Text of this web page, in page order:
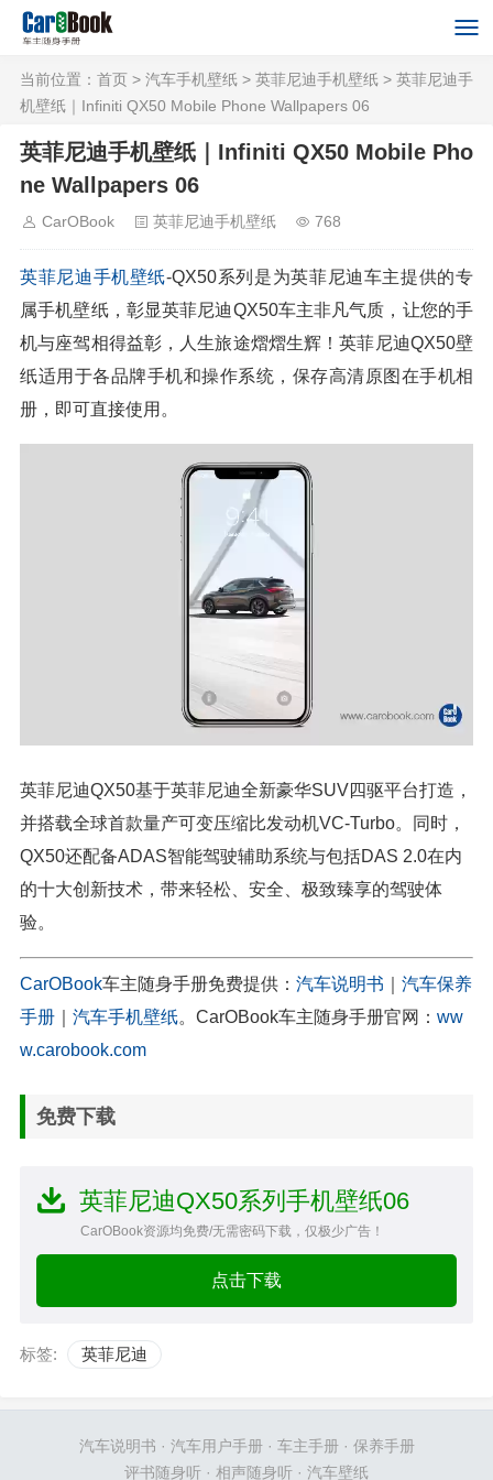
当前位置： 首页 > 汽车手机壁纸 > 英菲尼迪手机壁纸 > 英菲尼迪手
机壁纸｜Infiniti QX50 Mobile Phone Wallpapers 06
英菲尼迪手机壁纸｜Infiniti QX50 Mobile Pho
ne Wallpapers 06
CarOBook 英菲尼迪手机壁纸 768
英菲尼迪手机壁纸-QX50系列是为英菲尼迪车主提供的专
属手机壁纸，彰显英菲尼迪QX50车主非凡气质，让您的手
机与座驾相得益彰，人生旅途熠熠生辉！英菲尼迪QX50壁
纸适用于各品牌手机和操作系统，保存高清原图在手机相
册，即可直接使用。
英菲尼迪QX50基于英菲尼迪全新豪华SUV四驱平台打造，
并搭载全球首款量产可变压缩比发动机VC-Turbo。同时，
QX50还配备ADAS智能驾驶辅助系统与包括DAS 2.0在内
的十大创新技术，带来轻松、安全、极致臻享的驾驶体
验。
CarOBook车主随身手册免费提供： 汽车说明书
汽车保养
手册
汽车手机壁纸。CarOBook车主随身手册官网： ww
w.carobook.com
免费下载
英菲尼迪QX50系列手机壁纸06
CarOBook资源均免费/无需密码下载，仅极少广告！
点击下载
标签: 英菲尼迪
汽车说明书 · 汽车用户手册· 车主手册· 保养手册
评书随身听 · 相声随身听 · 汽车壁纸